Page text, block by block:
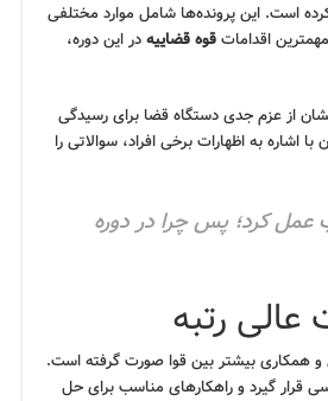
است. این پرونده‌ها شامل موارد مختلفی
اقداماتقوه قضاییهدر این دوره،
از عزم جدی دستگاه قضا برای رسیدگی
اشاره به اظهارات برخی افراد، سوالاتی را
عمل کرد؛ پس چرا در دوره
عالی رتبه
و همکاری بیشتر بین قوا صورت گرفته است.
قرار گیرد و راهکارهای مناسب برای حل